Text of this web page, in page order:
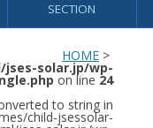
SECTION
HOME >
jses-solar.jp/wp-
on line 24
to string in
child-jsessolar-